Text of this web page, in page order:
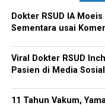
Dokter RSUD IA
Sementara usai
Viral Dokter RSUD
Pasien di Media
11 Tahun Vakum,